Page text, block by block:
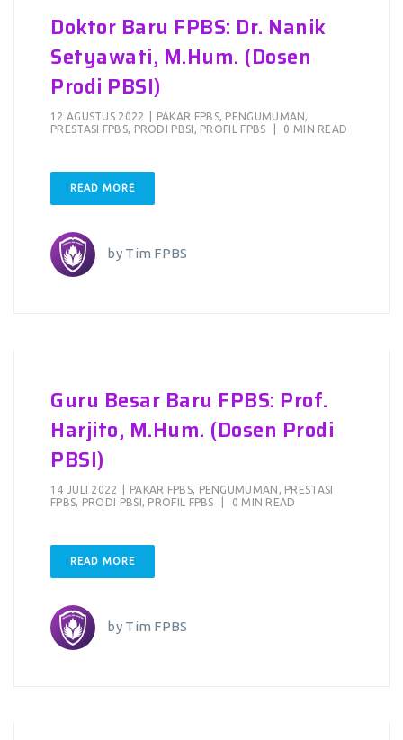
Doktor Baru FPBS: Dr. Nanik
Setyawati, M.Hum. (Dosen
Prodi PBSI)
12 AGUSTUS 2022 PAKAR FPBS, PENGUMUMAN,
PRESTASI FPBS, PRODI PBSI , PROFIL FPBS 0 MIN READ
READ MORE
by Tim FPBS
Guru Besar Baru FPBS: Prof.
Harjito, M.Hum. (Dosen Prodi
PBSI)
14 JULI 2022 PAKAR FPBS, PENGUMUMAN , PRESTASI
FPBS, PRODI PBSI, PROFIL FPBS 0 MIN READ
READ MORE
by Tim FPBS